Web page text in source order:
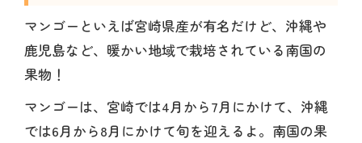
マンゴーといえば宮崎県産が有名だけど、沖縄や
鹿児島など、暖かい地域で栽培されている南国の
果物！
マンゴーは、宮崎では4月から7月にかけて、沖縄
では6月から8月にかけて旬を迎えるよ。南国の果